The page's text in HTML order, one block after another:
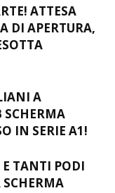
ATTESA
DI APERTURA,
A
SCHERMA
IN SERIE A1!
E TANTI PODI
SCHERMA